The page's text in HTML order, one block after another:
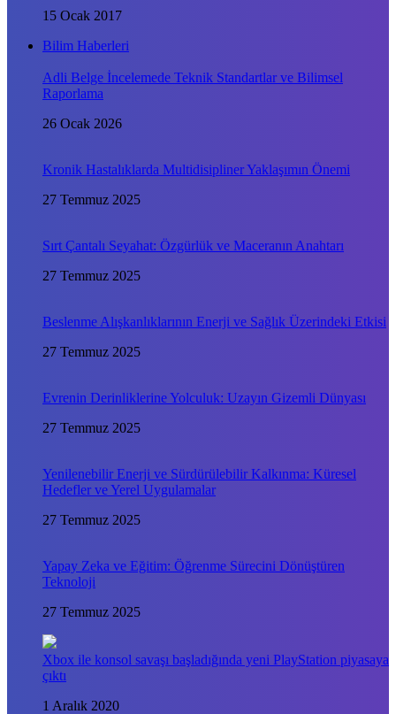
15 Ocak 2017
Bilim Haberleri
Adli Belge İncelemede Teknik Standartlar ve Bilimsel
Raporlama
26 Ocak 2026
Kronik Hastalıklarda Multidisipliner Yaklaşımın Önemi
27 Temmuz 2025
Sırt Çantalı Seyahat: Özgürlük ve Maceranın Anahtarı
27 Temmuz 2025
Beslenme Alışkanlıklarının Enerji ve Sağlık Üzerindeki Etkisi
27 Temmuz 2025
Evrenin Derinliklerine Yolculuk: Uzayın Gizemli Dünyası
27 Temmuz 2025
Yenilenebilir Enerji ve Sürdürülebilir Kalkınma: Küresel
Hedefler ve Yerel Uygulamalar
27 Temmuz 2025
Yapay Zeka ve Eğitim: Öğrenme Sürecini Dönüştüren
Teknoloji
27 Temmuz 2025
Xbox ile konsol savaşı başladığında yeni PlayStation piyasaya
çıktı
1 Aralık 2020